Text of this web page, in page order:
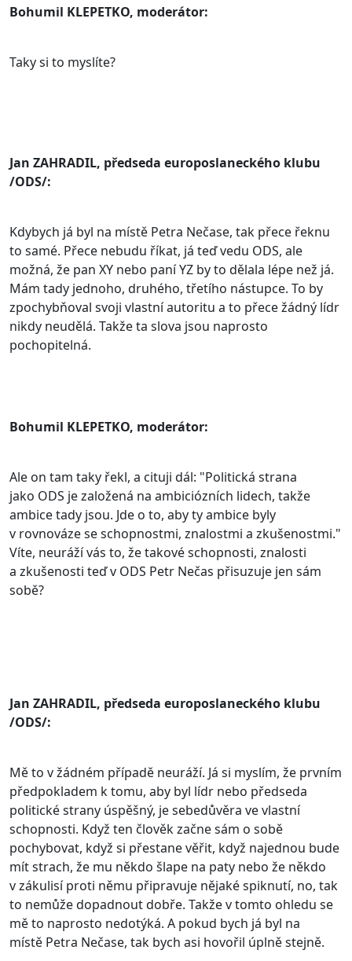
Bohumil KLEPETKO, moderátor:
Taky si to myslíte?
Jan ZAHRADIL, předseda europoslaneckého klubu
/ODS/:
Kdybych já byl na místě Petra Nečase, tak přece řeknu
to samé. Přece nebudu říkat, já teď vedu ODS, ale
možná, že pan XY nebo paní YZ by to dělala lépe než já.
Mám tady jednoho, druhého, třetího nástupce. To by
zpochybňoval svoji vlastní autoritu a to přece žádný lídr
nikdy neudělá. Takže ta slova jsou naprosto
pochopitelná.
Bohumil KLEPETKO, moderátor:
Ale on tam taky řekl, a cituji dál: "Politická strana
jako ODS je založená na ambiciózních lidech, takže
ambice tady jsou. Jde o to, aby ty ambice byly
v rovnováze se schopnostmi, znalostmi a zkušenostmi."
Víte, neuráží vás to, že takové schopnosti, znalosti
a zkušenosti teď v ODS Petr Nečas přisuzuje jen sám
sobě?
Jan ZAHRADIL, předseda europoslaneckého klubu
/ODS/:
Mě to v žádném případě neuráží. Já si myslím, že prvním
předpokladem k tomu, aby byl lídr nebo předseda
politické strany úspěšný, je sebedůvěra ve vlastní
schopnosti. Když ten člověk začne sám o sobě
pochybovat, když si přestane věřit, když najednou bude
mít strach, že mu někdo šlape na paty nebo že někdo
v zákulisí proti němu připravuje nějaké spiknutí, no, tak
to nemůže dopadnout dobře. Takže v tomto ohledu se
mě to naprosto nedotýká. A pokud bych já byl na
místě Petra Nečase, tak bych asi hovořil úplně stejně.